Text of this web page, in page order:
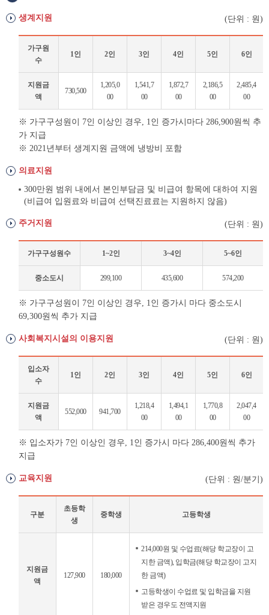
생계지원 (단위 : 원)
원
가구원
수
1인 2인 3인 4인 5인 6인
지원금
액
730,500
1,205,0
00
1,541,7
00
1,872,7
00
2,186,5
00
2,485,4
00
※ 가구구성원이 7인 이상인 경우, 1인 증가시마다 286,900원씩 추
가 지급
※ 2021년부터 생계지원 금액에 냉방비 포함
의료지원
300만원 범위 내에서 본인부담금 및 비급여 항목에 대하여 지원
(비급여 입원료와 비급여 선택진료료는 지원하지 않음)
주거지원 (단위 : 원)
지
원
가구구성원수 1~2인 3~4인 5~6인
중소도시 299,100 435,600 574,200
※ 가구구성원이 7인 이상인 경우, 1인 증가시 마다 중소도시
69,300원씩 추가 지급
사회복지시설의 이용지원 (단위 : 원)
지
시
의
이
원
입소자
수
1인 2인 3인 4인 5인 6인
지원금
액
552,000 941,700
1,218,4
00
1,494,1
00
1,770,8
00
2,047,4
00
※ 입소자가 7인 이상인 경우, 1인 증가시 마다 286,400원씩 추가
지급
교육지원 (단위 : 원/분기)
구분
초등학
생
중학생 고등학생
지원금
액
127,900 180,000
214,000원 및 수업료(해당 학교장이 고
지한 금액), 입학금(해당 학교장이 고지
한 금액)
고등학생이 수업료 및 입학금을 지원
받은 경우도 전액지원